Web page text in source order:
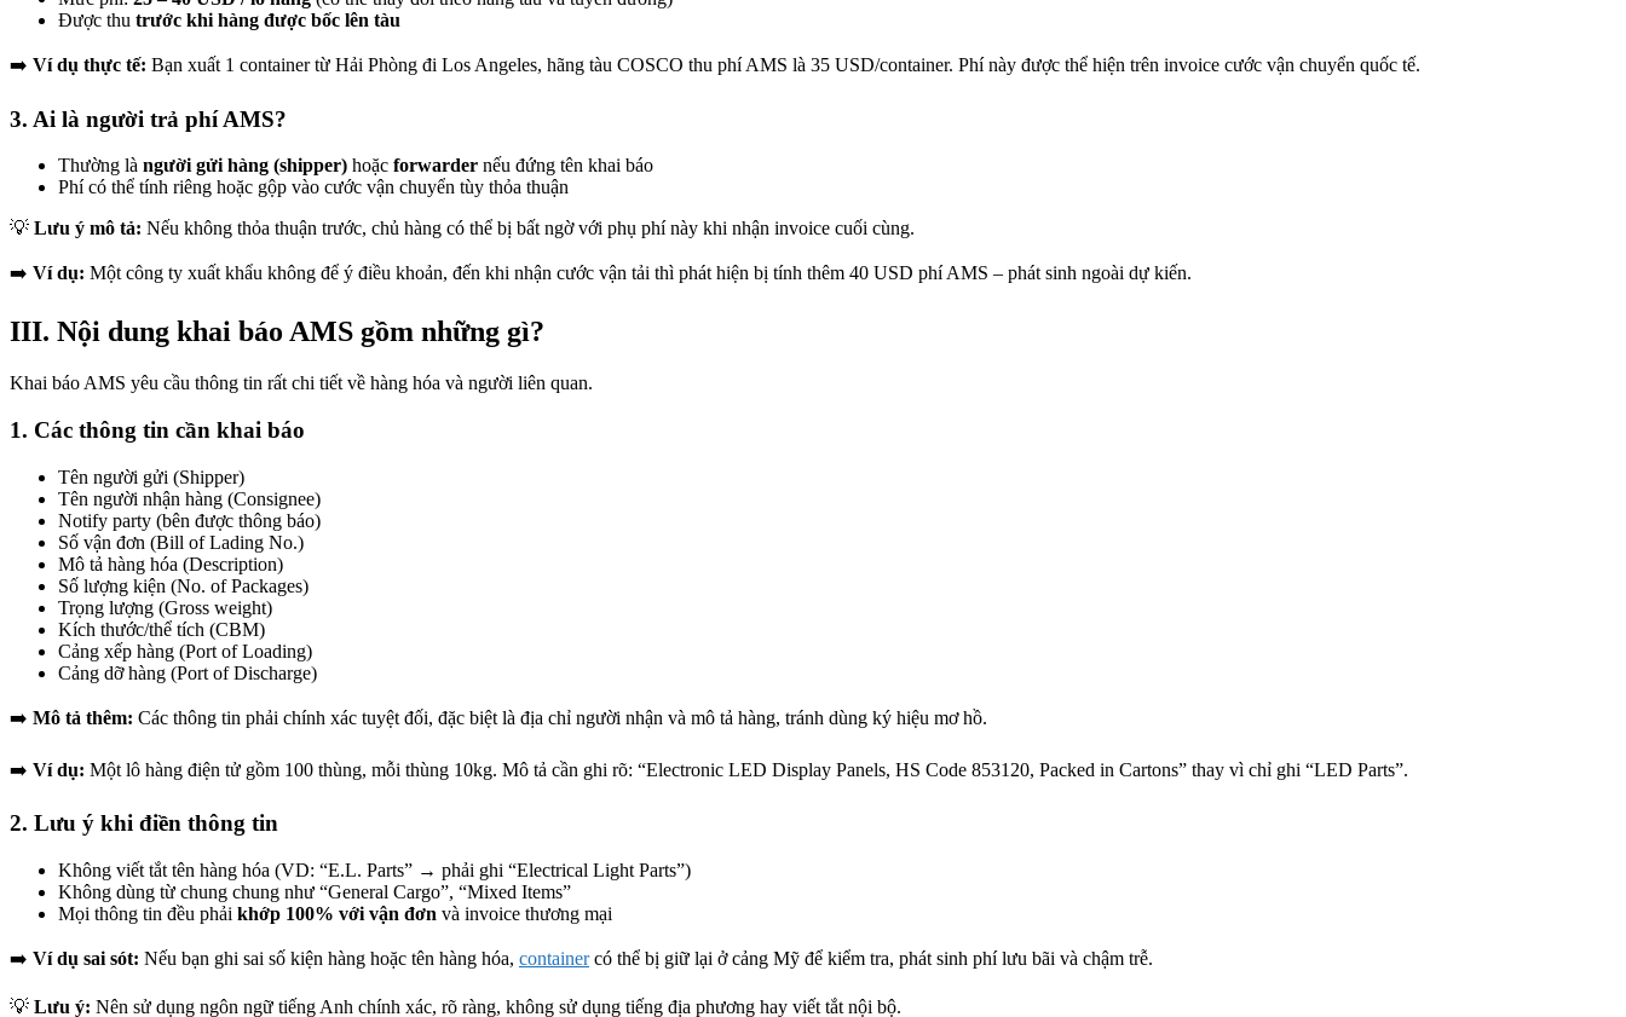
Được thu trước khi hàng được bốc lên tàu
➡️ Ví dụ thực tế: Bạn xuất 1 container từ Hải Phòng đi Los Angeles, hãng tàu COSCO thu phí AMS là 35 USD/container. Phí này được thể hiện trên invoice cước vận chuyển quốc tế.
3. Ai là người trả phí AMS?
Thường là người gửi hàng (shipper) hoặc forwarder nếu đứng tên khai báo
Phí có thể tính riêng hoặc gộp vào cước vận chuyển tùy thỏa thuận
💡 Lưu ý mô tả: Nếu không thỏa thuận trước, chủ hàng có thể bị bất ngờ với phụ phí này khi nhận invoice cuối cùng.
➡️ Ví dụ: Một công ty xuất khẩu không để ý điều khoản, đến khi nhận cước vận tải thì phát hiện bị tính thêm 40 USD phí AMS – phát sinh ngoài dự kiến.
III. Nội dung khai báo AMS gồm những gì?
Khai báo AMS yêu cầu thông tin rất chi tiết về hàng hóa và người liên quan.
1. Các thông tin cần khai báo
Tên người gửi (Shipper)
Tên người nhận hàng (Consignee)
Notify party (bên được thông báo)
Số vận đơn (Bill of Lading No.)
Mô tả hàng hóa (Description)
Số lượng kiện (No. of Packages)
Trọng lượng (Gross weight)
Kích thước/thể tích (CBM)
Cảng xếp hàng (Port of Loading)
Cảng dỡ hàng (Port of Discharge)
➡️ Mô tả thêm: Các thông tin phải chính xác tuyệt đối, đặc biệt là địa chỉ người nhận và mô tả hàng, tránh dùng ký hiệu mơ hồ.
➡️ Ví dụ: Một lô hàng điện tử gồm 100 thùng, mỗi thùng 10kg. Mô tả cần ghi rõ: “Electronic LED Display Panels, HS Code 853120, Packed in Cartons” thay vì chỉ ghi “LED Parts”.
2. Lưu ý khi điền thông tin
Không viết tắt tên hàng hóa (VD: “E.L. Parts” → phải ghi “Electrical Light Parts”)
Không dùng từ chung chung như “General Cargo”, “Mixed Items”
Mọi thông tin đều phải khớp 100% với vận đơn và invoice thương mại
➡️ Ví dụ sai sót: Nếu bạn ghi sai số kiện hàng hoặc tên hàng hóa, containercó thể bị giữ lại ở cảng Mỹ để kiểm tra, phát sinh phí lưu bãi và chậm trễ.
💡 Lưu ý: Nên sử dụng ngôn ngữ tiếng Anh chính xác, rõ ràng, không sử dụng tiếng địa phương hay viết tắt nội bộ.